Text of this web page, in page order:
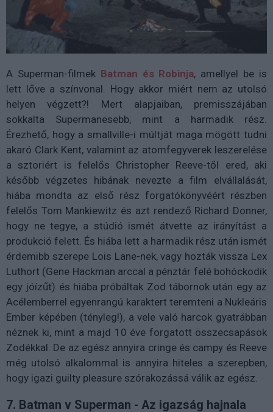
A Superman-filmek Batman és Robinja, amellyel be is
lett lőve a színvonal. Hogy akkor miért nem az utolsó
helyen végzett?! Mert alapjaiban, premisszájában
sokkalta Supermanesebb, mint a harmadik rész.
Érezhető, hogy a smallville-i múltját maga mögött tudni
akaró Clark Kent, valamint az atomfegyverek leszerelése
a sztoriért is felelős Christopher Reeve-től ered, aki
később végzetes hibának nevezte a film elvállalását,
hiába mondta az első rész forgatókönyvéért részben
felelős Tom Mankiewitz és azt rendező Richard Donner,
hogy ne tegye, a stúdió ismét átvette az irányítást a
produkció felett. És hiába lett a harmadik rész után ismét
érdemibb szerepe Lois Lane-nek, vagy hozták vissza Lex
Luthort (Gene Hackman arccal a pénztár felé bohóckodik
egy jóízűt) és hiába próbáltak Zod tábornok után egy az
Acélemberrel egyenrangú karaktert teremteni a Nukleáris
Ember képében (tényleg!), a vele való harcok gyatrábban
néznek ki, mint a majd 10 éve forgatott összecsapások
Zodékkal. De az egész annyira cringe és campy és Reeve
még utolsó alkalommal is annyira hiteles a szerepben,
hogy igazi guilty pleasure szórakozássá válik az egész.
7. Batman v Superman - Az igazság hajnala